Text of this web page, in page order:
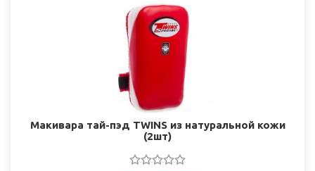
Макивара тай-пэд TWINS из натуральной кожи
(2шт)